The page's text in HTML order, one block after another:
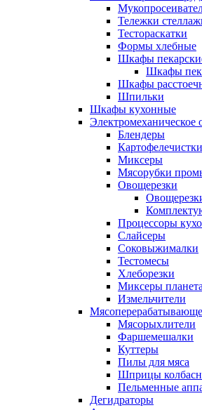
Тележки
Тестораскатки
Формы хлебные
Шкафы
Шкафы
Шкафы
Шпильки
Шкафы кухонные
Электромеханическое
Блендеры
Миксеры
Мясорубки
Овощерезки
Процессоры
Слайсеры
Соковыжималки
Тестомесы
Хлеборезки
Миксеры
Измельчители
Мясорыхлители
Фаршемешалки
Куттеры
Пилы для мяса
Шприцы
Пельменные
Дегидраторы